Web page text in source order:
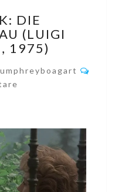
DIE
(LUIGI
1975)